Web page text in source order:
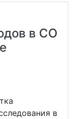
в СО
в